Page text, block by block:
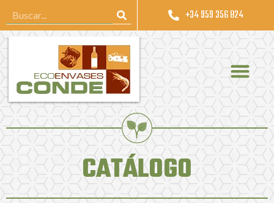
+34 959 356 824
CATÁLOGO